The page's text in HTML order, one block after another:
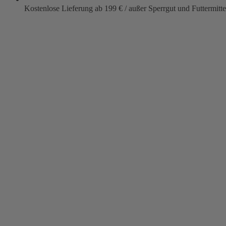
Kostenlose Lieferung ab 199 € / außer Sperrgut und